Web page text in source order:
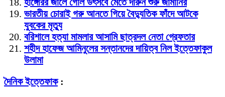
ভারতীয় চোরাই গরু আনতে গিয়ে বৈদ্যুতিক ফাঁদে আটকে
যুবকের মৃত্যু
বরিশালে হত্যা মামলার আসামি ছাত্রদল নেতা গ্রেফতার
শহীদ হাফেজ আমিনুলের সন্তানদের দায়িত্ব নিল ইত্তেফাকুল
উলামা
দৈনিক ইত্তেফাক: